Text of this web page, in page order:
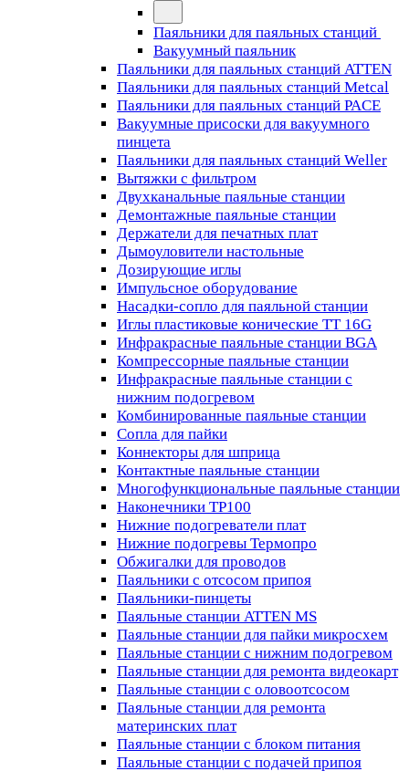
Паяльники для паяльных станций
Вакуумный паяльник
Паяльники для паяльных станций ATTEN
Паяльники для паяльных станций Metcal
Паяльники для паяльных станций PACE
Вакуумные присоски для вакуумного
пинцета
Паяльники для паяльных станций Weller
Вытяжки с фильтром
Двухканальные паяльные станции
Демонтажные паяльные станции
Держатели для печатных плат
Дымоуловители настольные
Дозирующие иглы
Импульсное оборудование
Насадки-сопло для паяльной станции
Иглы пластиковые конические TT 16G
Инфракрасные паяльные станции BGA
Компрессорные паяльные станции
Инфракрасные паяльные станции с
нижним подогревом
Комбинированные паяльные станции
Сопла для пайки
Коннекторы для шприца
Контактные паяльные станции
Многофункциональные паяльные станции
Наконечники TP100
Нижние подогреватели плат
Нижние подогревы Термопро
Обжигалки для проводов
Паяльники с отсосом припоя
Паяльники-пинцеты
Паяльные станции ATTEN MS
Паяльные станции для пайки микросхем
Паяльные станции с нижним подогревом
Паяльные станции для ремонта видеокарт
Паяльные станции с оловоотсосом
Паяльные станции для ремонта
материнских плат
Паяльные станции с блоком питания
Паяльные станции с подачей припоя